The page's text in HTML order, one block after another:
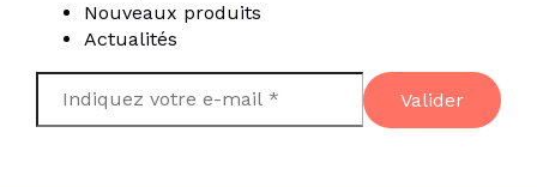
Nouveaux produits
Actualités